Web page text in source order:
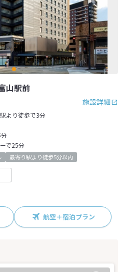
山駅前
施設詳細
より徒歩で3分
で25分
最寄り駅より徒歩5分以内
航空＋宿泊プラン